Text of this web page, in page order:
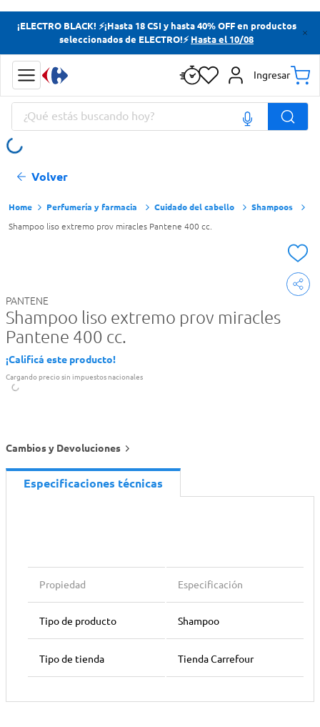
¡ELECTRO BLACK! ⚡¡Hasta 18 CSI y hasta 40% OFF en productos
seleccionados de ELECTRO!⚡ Hasta el 10/08
Ingresar
¿Qué estás buscando hoy?
Volver
Perfumería y farmacia Cuidado del cabello Shampoos
Shampoo liso extremo prov miracles Pantene 400 cc.
PANTENE
Shampoo liso extremo prov miracles
Pantene 400 cc.
¡Calificá este producto!
Cargando precio sin impuestos nacionales
Cambios y Devoluciones
Especificaciones técnicas
Propiedad Especificación
Tipo de producto Shampoo
Tipo de tienda Tienda Carrefour
Términos más buscados
Yerba
Cerveza
Doves
Términos más buscados
Cerveza
Doves
Papas Fritas